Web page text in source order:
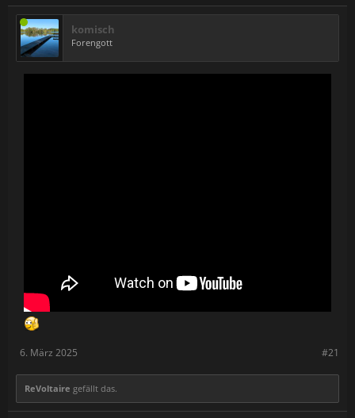
komisch
Forengott
#21
6. März 2025
ReVoltaire gefällt das.